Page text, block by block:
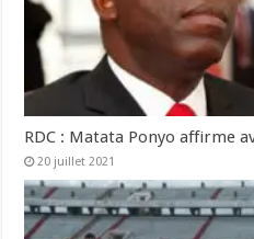
RDC : Matata Ponyo affirme
20 juillet 2021